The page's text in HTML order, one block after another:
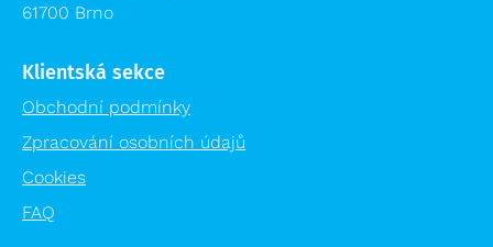
61700 Brno
Klientská sekce
Obchodní podmínky
Zpracování osobních údajů
Cookies
FAQ